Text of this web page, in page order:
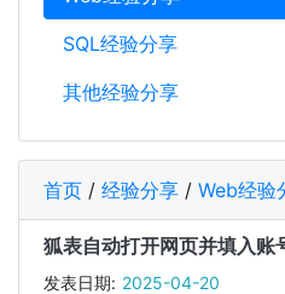
SQL经验分享
其他经验分享
首页 / 经验分享 / Web经验
狐表自动打开网页并填入账
发表日期: 2025-04-20